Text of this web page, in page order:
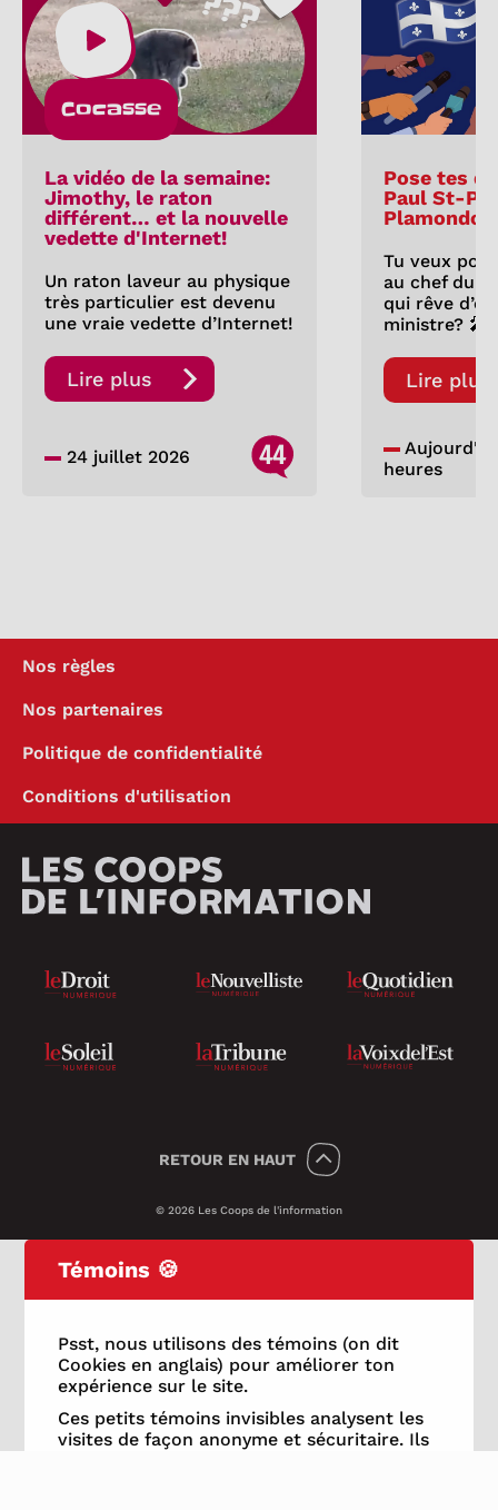
Cocasse
La vidéo de la semaine:
Jimothy, le raton
différent… et la nouvelle
vedette d'Internet!
Un raton laveur au physique
très particulier est devenu
une vraie vedette d’Internet!
Lire plus
24 juillet 2026 44
Pose tes
Paul St-
Tu veux
au chef du
qui rêve
ministre? 🎤
Lire plus
heures
Nos règles
Nos partenaires
Politique de confidentialité
Conditions d'utilisation
RETOUR EN HAUT
© 2026 Les Coops de l'information
Témoins 🍪
Psst, nous utilisons des témoins (on dit
Cookies en anglais) pour améliorer ton
expérience sur le site.
Ces petits témoins invisibles analysent les
visites de façon anonyme et sécuritaire. Ils